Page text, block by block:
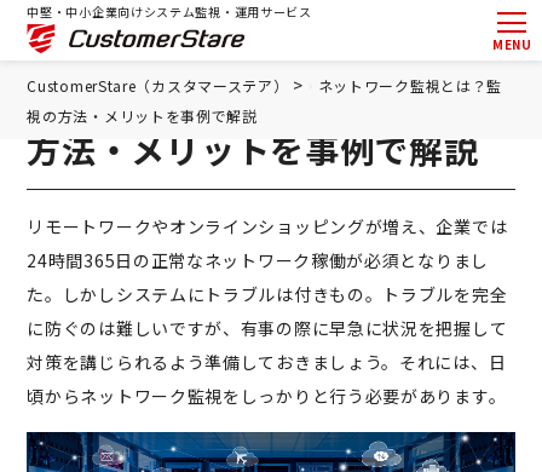
中堅・中小企業向けシステム監視・運用サービス
MENU
CustomerStare（カスタマーステア） >
ネットワーク監視とは？監
視の方法・メリットを事例で解説
ネットワーク監視とは？監視の
方法・メリットを事例で解説
リモートワークやオンラインショッピングが増え、企業では
24時間365日の正常なネットワーク稼働が必須となりまし
た。しかしシステムにトラブルは付きもの。トラブルを完全
に防ぐのは難しいですが、有事の際に早急に状況を把握して
対策を講じられるよう準備しておきましょう。それには、日
頃からネットワーク監視をしっかりと行う必要があります。